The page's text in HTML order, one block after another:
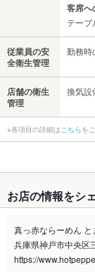
客席へ
テーブ
従業員の安
全衛生管理
勤務時
店舗の衛生
管理
換気設
※各項目の詳細は こちらを
禁煙・喫煙 全席禁
喫煙専用室 なし
※2020年4月1日～受動喫
お店の情報をシ
真っ赤ならーめん
兵庫県神戸市中央
https://